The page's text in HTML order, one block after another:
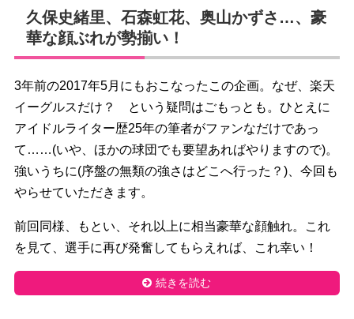
久保史緒里、石森虹花、奥山かずさ…、豪
華な顔ぶれが勢揃い！
3年前の2017年5月にもおこなったこの企画。なぜ、楽天
イーグルスだけ？ という疑問はごもっとも。ひとえに
アイドルライター歴25年の筆者がファンなだけであっ
て……(いや、ほかの球団でも要望あればやりますので)。
強いうちに(序盤の無類の強さはどこへ行った？)、今回も
やらせていただきます。
前回同様、もとい、それ以上に相当豪華な顔触れ。これ
を見て、選手に再び発奮してもらえれば、これ幸い！
続きを読む